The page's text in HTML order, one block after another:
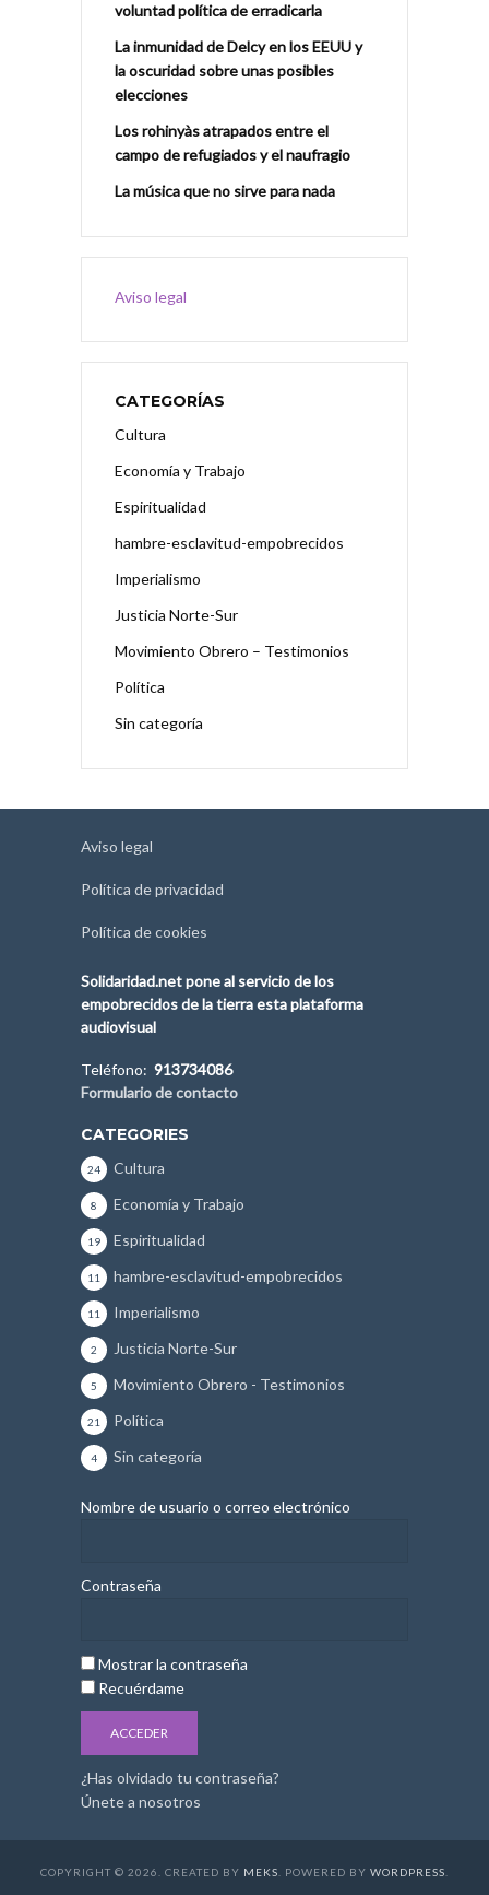
voluntad política de erradicarla
La inmunidad de Delcy en los EEUU y
la oscuridad sobre unas posibles
elecciones
Los rohinyàs atrapados entre el
campo de refugiados y el naufragio
La música que no sirve para nada
Aviso legal
CATEGORÍAS
Cultura
Economía y Trabajo
Espiritualidad
hambre-esclavitud-empobrecidos
Imperialismo
Justicia Norte-Sur
Movimiento Obrero – Testimonios
Política
Sin categoría
Aviso legal
Política de privacidad
Política de cookies
Solidaridad.net pone al servicio de los
empobrecidos de la tierra esta plataforma
audiovisual
Teléfono: 913734086
Formulario de contacto
CATEGORIES
Cultura
24
Economía y Trabajo
8
Espiritualidad
19
hambre-esclavitud-empobrecidos
11
Imperialismo
11
Justicia Norte-Sur
2
Movimiento Obrero - Testimonios
5
Política
21
Sin categoría
4
Nombre de usuario o correo electrónico
Contraseña
Mostrar la contraseña
Recuérdame
¿Has olvidado tu contraseña?
Únete a nosotros
COPYRIGHT © 2026. CREATED BY MEKS . POWERED BY WORDPRESS